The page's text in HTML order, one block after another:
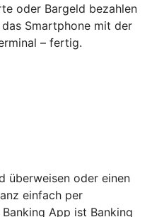
oder Bargeld bezahlen
Smartphone mit der
– fertig.
überweisen oder einen
einfach per
App ist Banking